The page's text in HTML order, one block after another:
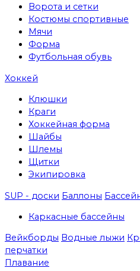
Ворота и сетки
Костюмы спортивные
Мячи
Форма
Футбольная обувь
Хоккей
Клюшки
Краги
Хоккейная форма
Шайбы
Шлемы
Щитки
Экипировка
SUP - доски Баллоны
Каркасные бассейны
Вейкборды Водные лыжи
перчатки
Плавание